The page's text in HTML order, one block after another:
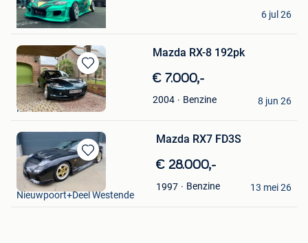
Manolito Blomme
Wevelgem
6 jul 26
Bewaren
in
Mijn
Favorieten
Mazda RX-8 192pk
€ 7.000,-
2004 Benzine
Joeri
Mechelen
8 jun 26
Bewaren
in
Favorieten
Mazda RX7 FD3S
€ 28.000,-
1997 Benzine
Pauline Vervloesem
Nieuwpoort+Deel Westende
13 mei 26